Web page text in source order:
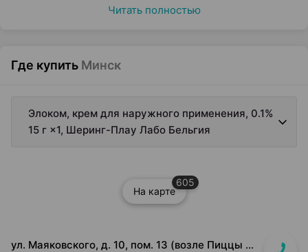
Читать полностью
Где купить Минск
Элоком, крем для наружного применения, 0.1%
15 г ×1, Шеринг-Плау Лабо Бельгия
На карте
605
ул. Маяковского, д. 10, пом. 13 (возле Пиццы Мании)